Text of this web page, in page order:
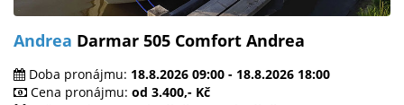
Andrea Darmar 505 Comfort Andrea
Doba pronájmu: 18.8.2026 09:00 - 18.8.2026 18:00
Cena pronájmu: od 3.400,- Kč